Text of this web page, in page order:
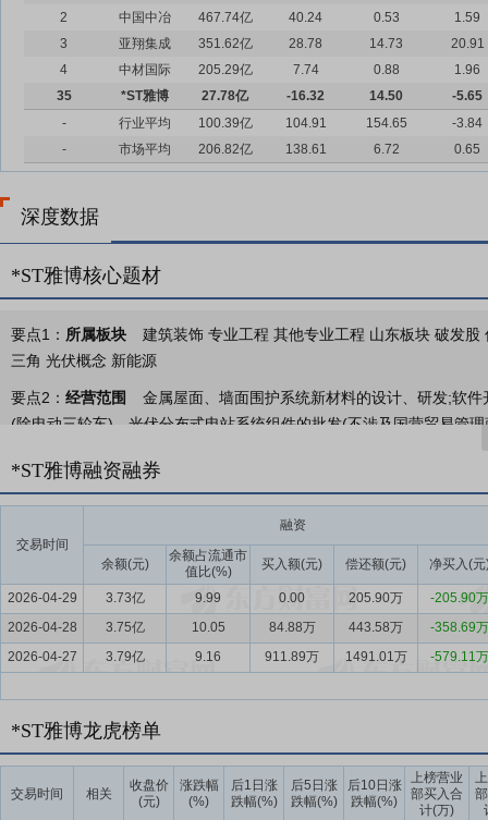
2
中国中冶 467.74亿 40.24 0.53
1.59
3
亚翔集成 351.62亿 28.78 14.73
20.91
4
中材国际 205.29亿 7.74 0.88
1.96
35
*ST雅博 27.78亿 -16.32 14.50
-5.65
-
行业平均 100.39亿 104.91 154.65
-3.84
-
市场平均 206.82亿 138.61 6.72 0.65
深度数据
*ST雅博核心题材
要点1： 所属板块
建筑装饰 专业工程 其他专业工程 山东板块 破发
三角 光伏概念 新能源
要点2： 经营范围
金属屋面、墙面围护系统新材料的设计、研发;软
(除电动三轮车)、光伏分布式电站系统组件的批发(不涉及国营贸易管
环保解决方案、大跨度复杂结构设计、智能建筑信息化及智慧运维等
研发标准制定与能力提升，矢志不渝地致力于成为金属围护领域具备
要点4：新能源板块
第二主业为新能源板块，公司积极投身于绿色
优势与行业竞争力。该板块核心业务涵盖绿色新能源项目开发、新能
成“开发+EPC+数字化运维”协同发展的完整产业链闭环。经营主体中
要点5： 金属屋面围护系统行业
升级、BIPV光伏一体化四大核心方向，形成了“产业引导+标准规范+
全流程，推动行业向高品质、绿色化、规范化方向转型。
新能源行业
2025年，光伏EPC行业同样迎来全方位政策扶
*ST雅博融资融券
交易时间
融资
余额(元)
余额占流通市
值比(%)
买入额(元) 偿还额(元) 净买入(元
2026-04-29 3.73亿 9.99 0.00 205.90万
-205.90万
2026-04-28
3.75亿 10.05 84.88万 443.58万
-358.69万
2026-04-27
3.79亿 9.16 911.89万 1491.01万 -579.11万
*ST雅博龙虎榜单
交易时间 相关
收盘价
(元)
涨跌幅
(%)
后1日涨
跌幅(%)
后5日涨
跌幅(%)
后10日涨
跌幅(%)
上榜营业
部买入合
计(万)